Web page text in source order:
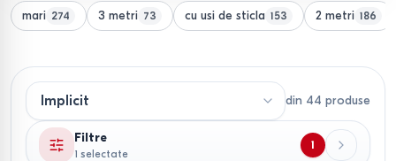
mari 274 3 metri 73 cu usi de sticla 153 2 metri 186
din 44 produse
Filtre
1 selectate
1